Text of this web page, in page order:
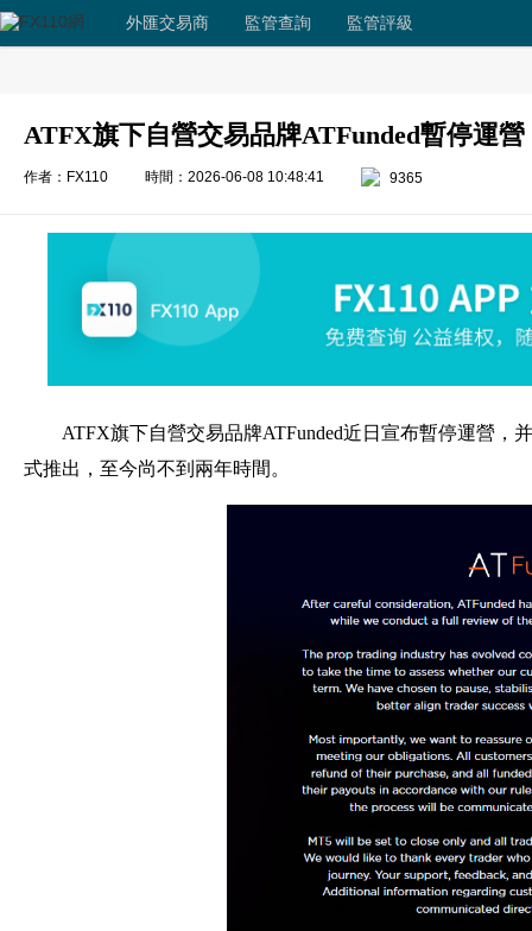
外匯交易商 監管查詢 監管評級
ATFX旗下自營交易品牌ATFunded暫停運營
作者：FX110 時間：2026-06-08 10:48:41 9365
ATFX旗下自營交易品牌ATFunded近日宣布暫停運營，
式推出，至今尚不到兩年時間。